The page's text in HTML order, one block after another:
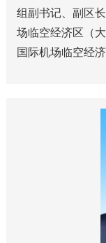
组副书记、副区
场临空经济区（
国际机场临空经